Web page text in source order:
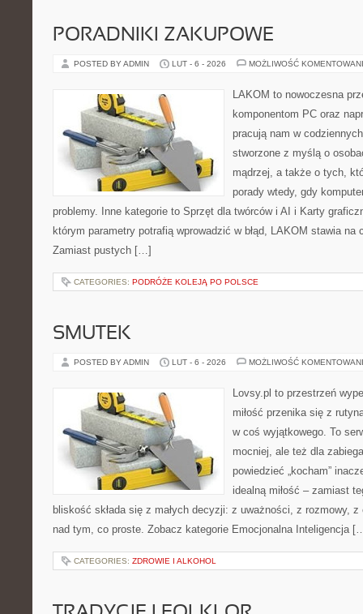
PORADNIKI ZAKUPOWE
POSTED BY ADMIN LUT - 6 - 2026 MOŻLIWOŚĆ
LAKOM to nowoczesna
komponentom PC oraz
pracują nam w
stworzone z myślą o
mądrzej, a także o tych,
porady wtedy, gdy
problemy. Inne kategorie to Sprzęt dla twórców i AI i Karty
którym parametry potrafią wprowadzić w błąd, LAKOM stawia
Zamiast pustych […]
CATEGORIES: PODRÓŻE KOLEJĄ PO POLSCE
SMUTEK
POSTED BY ADMIN LUT - 6 - 2026 MOŻLIWOŚĆ
Lovsy.pl to przestrzeń
miłość przenika się z
w coś wyjątkowego. To
mocniej, ale też dla
powiedzieć „kocham”
idealną miłość – zamiast
bliskość składa się z małych decyzji: z uważności, z rozmowy,
nad tym, co proste. Zobacz kategorie Emocjonalna Inteligencja
CATEGORIES: ZDROWIE I ALKOHOL